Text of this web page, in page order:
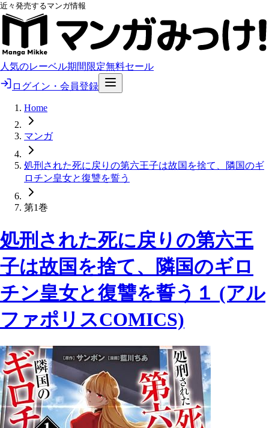
近々発売するマンガ情報
人気のレーベル期間限定無料セール
ログイン・会員登録
Home
マンガ
処刑された死に戻りの第六王子は故国を捨て、隣国のギ
ロチン皇女と復讐を誓う
第1巻
処刑された死に戻りの第六王
子は故国を捨て、隣国のギロ
チン皇女と復讐を誓う１ (アル
ファポリスCOMICS)